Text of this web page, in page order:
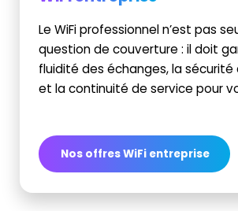
Le WiFi professionnel n’est pas
question de couverture : il doit
fluidité des échanges, la sécurité
et la continuité de service pour
Nos offres WiFi entreprise